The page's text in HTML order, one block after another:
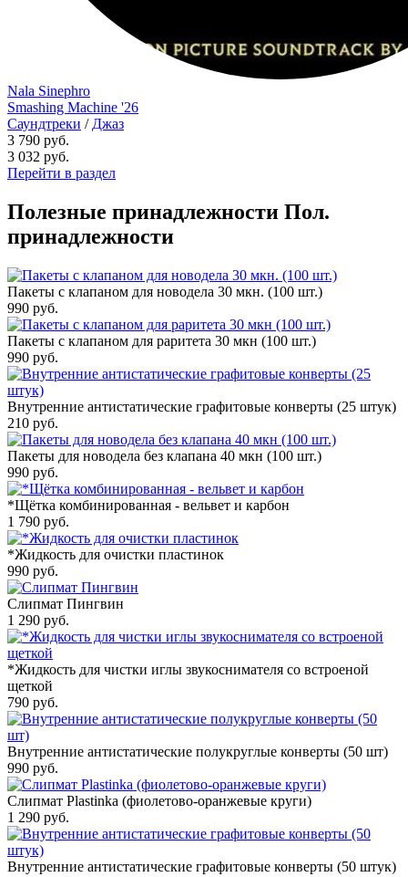
Nala Sinephro
Smashing Machine '26
Саундтреки / Джаз
3 790 руб.
3 032 руб.
Перейти в раздел
Полезные принадлежности Пол.
принадлежности
Пакеты с клапаном для новодела 30 мкн. (100 шт.)
990 руб.
Пакеты с клапаном для раритета 30 мкн (100 шт.)
990 руб.
Внутренние антистатические графитовые конверты (25 штук)
210 руб.
Пакеты для новодела без клапана 40 мкн (100 шт.)
990 руб.
*Щётка комбинированная - вельвет и карбон
1 790 руб.
*Жидкость для очистки пластинок
990 руб.
Слипмат Пингвин
1 290 руб.
*Жидкость для чистки иглы звукоснимателя со встроеной
щеткой
790 руб.
Внутренние антистатические полукруглые конверты (50 шт)
990 руб.
Слипмат Plastinka (фиолетово-оранжевые круги)
1 290 руб.
Внутренние антистатические графитовые конверты (50 штук)